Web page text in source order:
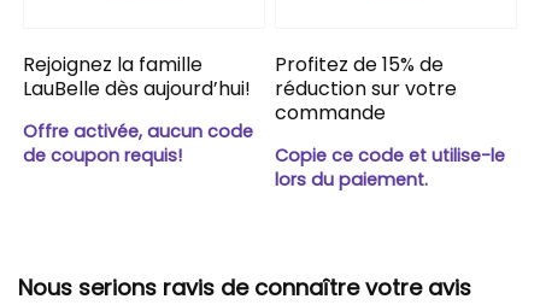
Rejoignez la famille
LauBelle dès aujourd’hui!
Offre activée, aucun code
de coupon requis!
Profitez de 15% de
réduction sur votre
commande
Copie ce code et utilise-le
lors du paiement.
Nous serions ravis de connaître votre avis